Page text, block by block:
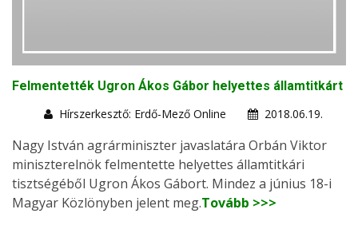
Felmentették Ugron Ákos Gábor helyettes államtitkárt
Hírszerkesztő: Erdő-Mező Online
2018.06.19.
Nagy István agrárminiszter javaslatára Orbán Viktor
miniszterelnök felmentette helyettes államtitkári
tisztségéből Ugron Ákos Gábort. Mindez a június 18-i
Magyar Közlönyben jelent meg.Tovább >>>